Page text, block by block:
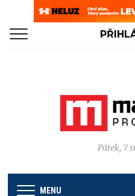
Pátek, 7
MENU